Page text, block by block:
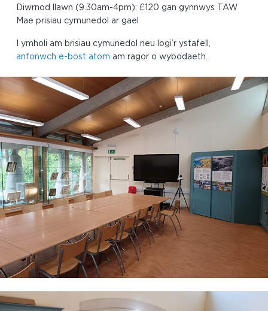
Diwrnod llawn (9.30am-4pm): £120 gan gynnwys TAW
Mae prisiau cymunedol ar gael
I ymholi am brisiau cymunedol neu logi’r ystafell,
anfonwch e-bost atom am ragor o wybodaeth.